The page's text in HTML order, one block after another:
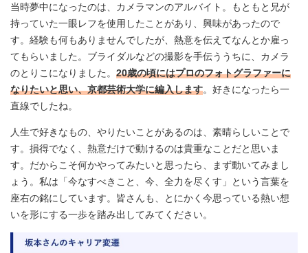
当時夢中になったのは、カメラマンのアルバイト。もともと兄が
持っていた一眼レフを使用したことがあり、興味があったので
す。経験も何もありませんでしたが、熱意を伝えてなんとか雇っ
てもらいました。ブライダルなどの撮影を手伝ううちに、カメラ
のとりこになりました。 20歳の頃にはプロのフォトグラファーに
なりたいと思い、京都芸術大学に編入します。好きになったら一
直線でしたね。
人生で好きなもの、やりたいことがあるのは、素晴らしいことで
す。損得でなく、熱意だけで動けるのは貴重なことだと思いま
す。だからこそ何かやってみたいと思ったら、まず動いてみまし
ょう。私は「今なすべきこと、今、全力を尽くす」という言葉を
座右の銘にしています。皆さんも、とにかく今思っている熱い想
いを形にする一歩を踏み出してみてください。